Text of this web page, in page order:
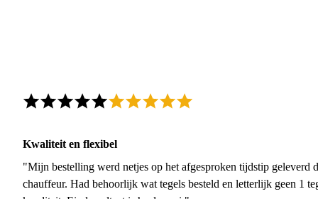
Kwaliteit en flexibel
"Mijn bestelling werd netjes op het afgesproken tijdstip geleverd
chauffeur. Had behoorlijk wat tegels besteld en letterlijk geen 1